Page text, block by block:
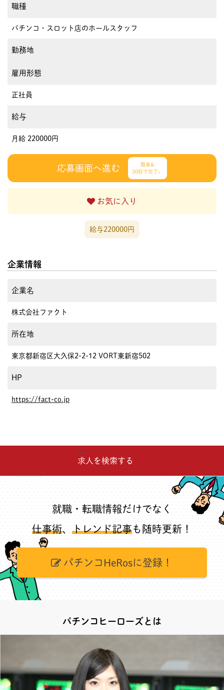
職種
パチンコ・スロット店のホールスタッフ
勤務地
雇用形態
正社員
給与
月給 220000円
応募画面へ進む
簡単&
30秒で完了♩
お気に入り
給与220000円
企業情報
企業名
株式会社ファクト
所在地
東京都新宿区大久保2-2-12 VORT東新宿502
HP
https://fact-co.jp
求人を検索する
就職・転職情報だけでなく
仕事術、 トレンド記事も随時更新！
パチンコHeRosに登録！
パチンコヒーローズとは